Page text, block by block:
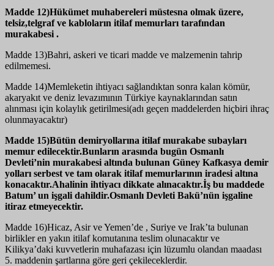
Madde 12)Hükümet muhabereleri müstesna olmak üzere,
telsiz,telgraf ve kabloların itilaf memurları tarafından
murakabesi .
Madde 13)Bahri, askeri ve ticari madde ve malzemenin tahrip
edilmemesi.
Madde 14)Memleketin ihtiyacı sağlandıktan sonra kalan kömür,
akaryakıt ve deniz levazımının Türkiye kaynaklarından satın
alınması için kolaylık getirilmesi(adı geçen maddelerden hiçbiri ihraç
olunmayacaktır)
Madde 15)Bütün demiryollarına itilaf murakabe subayları
memur edilecektir.Bunların arasında bugün Osmanlı
Devleti’nin murakabesi altında bulunan Güney Kafkasya demir
yolları serbest ve tam olarak itilaf memurlarının iradesi altına
konacaktır.Ahalinin ihtiyacı dikkate alınacaktır.İş bu maddede
Batum’ un işgali dahildir.Osmanlı Devleti Bakü’nün işgaline
itiraz etmeyecektir.
Madde 16)Hicaz, Asir ve Yemen’de , Suriye ve Irak’ta bulunan
birlikler en yakın itilaf komutanına teslim olunacaktır ve
Kilikya’daki kuvvetlerin muhafazası için lüzumlu olandan maadası
5. maddenin şartlarına göre geri çekileceklerdir.